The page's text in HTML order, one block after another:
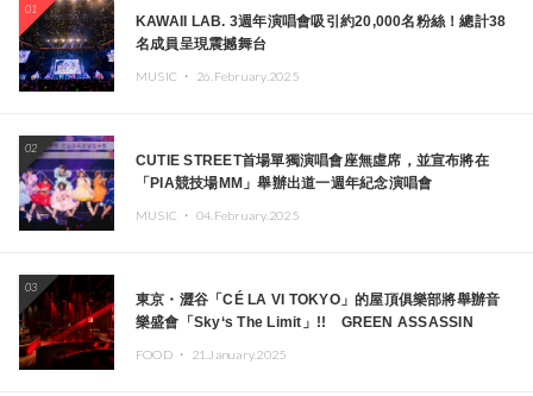
01
KAWAII LAB. 3週年演唱會吸引約20,000名粉絲！總計38
名成員呈現震撼舞台
MUSIC ・ 26.February.2025
02
CUTIE STREET首場單獨演唱會座無虛席，並宣布將在
「PIA競技場MM」舉辦出道一週年紀念演唱會
MUSIC ・ 04.February.2025
03
東京・澀谷「CÉ LA VI TOKYO」的屋頂俱樂部將舉辦音
樂盛會「Sky‘s The Limit」!! GREEN ASSASSIN
本頂尖DJ及創作者齊聚一堂
FOOD ・ 21.January.2025